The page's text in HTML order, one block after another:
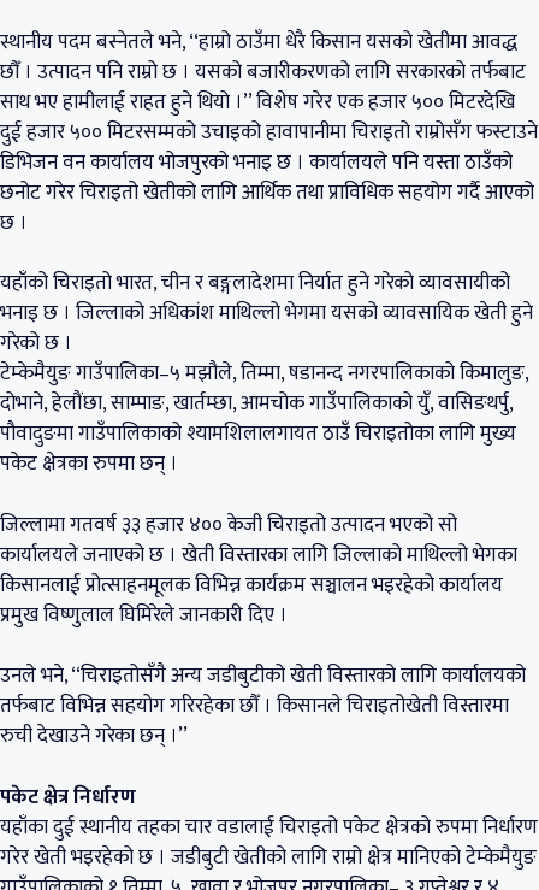
स्थानीय पदम बस्नेतले भने, ‘‘हाम्रो ठाउँमा धेरै किसान यसको खेतीमा आवद्ध
छौँ । उत्पादन पनि राम्रो छ । यसको बजारीकरणको लागि सरकारको तर्फबाट
साथ भए हामीलाई राहत हुने थियो ।’’ विशेष गरेर एक हजार ५०० मिटरदेखि
दुई हजार ५०० मिटरसम्मको उचाइको हावापानीमा चिराइतो राम्रोसँग फस्टाउने
डिभिजन वन कार्यालय भोजपुरको भनाइ छ । कार्यालयले पनि यस्ता ठाउँको
छनोट गरेर चिराइतो खेतीको लागि आर्थिक तथा प्राविधिक सहयोग गर्दै आएको
छ ।
यहाँको चिराइतो भारत, चीन र बङ्गलादेशमा निर्यात हुने गरेको व्यावसायीको
भनाइ छ । जिल्लाको अधिकांश माथिल्लो भेगमा यसको व्यावसायिक खेती हुने
गरेको छ ।
टेम्केमैयुङ गाउँपालिका–५ मझौले, तिम्मा, षडानन्द नगरपालिकाको किमालुङ,
दोभाने, हेलौंछा, साम्पाङ, खार्तम्छा, आमचोक गाउँपालिकाको युँ, वासिङथर्पु,
पौवादुङमा गाउँपालिकाको श्यामशिलालगायत ठाउँ चिराइतोका लागि मुख्य
पकेट क्षेत्रका रुपमा छन् ।
जिल्लामा गतवर्ष ३३ हजार ४०० केजी चिराइतो उत्पादन भएको सो
कार्यालयले जनाएको छ । खेती विस्तारका लागि जिल्लाको माथिल्लो भेगका
किसानलाई प्रोत्साहनमूलक विभिन्न कार्यक्रम सञ्चालन भइरहेको कार्यालय
प्रमुख विष्णुलाल घिमिरेले जानकारी दिए ।
उनले भने, ‘‘चिराइतोसँगै अन्य जडीबुटीको खेती विस्तारको लागि कार्यालयको
तर्फबाट विभिन्न सहयोग गरिरहेका छौँ । किसानले चिराइतोखेती विस्तारमा
रुची देखाउने गरेका छन् ।’’
पकेट क्षेत्र निर्धारण
यहाँका दुई स्थानीय तहका चार वडालाई चिराइतो पकेट क्षेत्रको रुपमा निर्धारण
गरेर खेती भइरहेको छ । जडीबुटी खेतीको लागि राम्रो क्षेत्र मानिएको टेम्केमैयुङ